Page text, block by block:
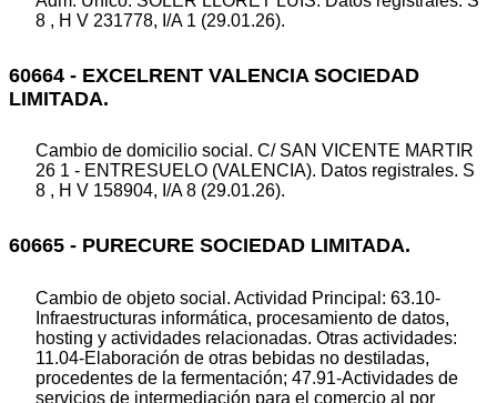
8 , H V 231778, I/A 1 (29.01.26).
60664 - EXCELRENT VALENCIA SOCIEDAD
LIMITADA.
Cambio de domicilio social. C/ SAN VICENTE MARTIR
26 1 - ENTRESUELO (VALENCIA). Datos registrales. S
8 , H V 158904, I/A 8 (29.01.26).
60665 - PURECURE SOCIEDAD LIMITADA.
Cambio de objeto social. Actividad Principal: 63.10-
Infraestructuras informática, procesamiento de datos,
hosting y actividades relacionadas. Otras actividades:
11.04-Elaboración de otras bebidas no destiladas,
procedentes de la fermentación; 47.91-Actividades de
servicios de intermediación para el comercio al por